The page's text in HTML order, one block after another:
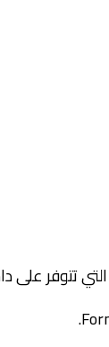
تتوفر على